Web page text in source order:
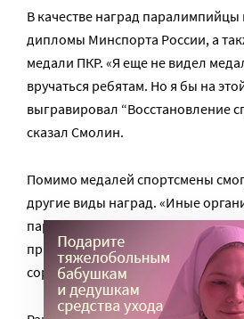
В качестве наград паралимпийцы
дипломы Минспорта России, а
медали ПКР. «Я еще не видел
вручаться ребятам. Но я бы на
выгравировал “Восстановление
сказал Смолин.
Помимо медалей спортсмены
другие виды наград. «Иные
партнеры) могут устанавливать
призы», – говорится в
соревнованиях.